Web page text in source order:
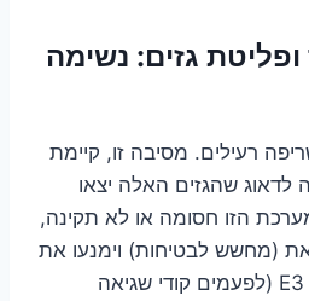
ופליטת גזים: נשימה
רעילים. מסיבה זו, קיימת
לדאוג שהגזים האלה יצאו
הזו חסומה או לא תקינה,
(מחשש לבטיחות) וימנעו את
ההצתה, שוב – עם קוד E3 (לפעמים קודי שגיאה